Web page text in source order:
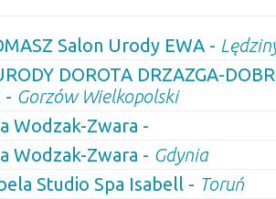
Salon Urody EWA -
DOROTA DRZAZGA-
- Gorzów Wielkopolski
Wodzak-Zwara -
Wodzak-Zwara - Gdynia
Studio Spa Isabell - Toruń